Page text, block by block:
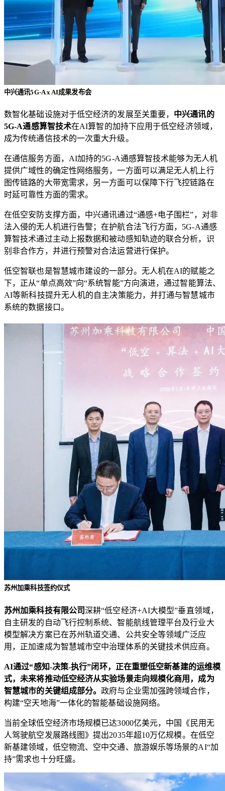
中兴通讯5G-A x AI成果发布会
数智化基础设施对于低空经济的发展至关重要， 中兴通讯的
5G-A通感算智技术在AI算智的加持下应用于低空经济领域，
成为传统通信技术的一次重大升级。
在通信服务方面，AI加持的5G-A通感算智技术能够为无人机
提供广域性的确定性网络服务，一方面可以满足无人机上行
图传链路的大带宽需求，另一方面可以保障下行飞控链路在
时延可靠性方面的需求。
在低空安防支撑方面，中兴通讯通过“通感+电子围栏”，对非
法入侵的无人机进行告警；在护航合法飞行方面，5G-A通感
算智技术通过主动上报数据和被动感知轨迹的联合分析，识
别非合作方，并进行预警对合法运营进行保护。
低空智联也是智慧城市建设的一部分。无人机在AI的赋能之
下，正从“单点高效”向“系统智能”方向演进，通过智能算法、
AI等新科技提升无人机的自主决策能力，并打通与智慧城市
系统的数据接口。
苏州加乘科技签约仪式
苏州加乘科技有限公司深耕“低空经济+AI大模型”垂直领域，
自主研发的自动飞行控制系统、智能航线管理平台及行业大
模型解决方案已在苏州轨道交通、公共安全等领域广泛应
用，正加速成为智慧城市空中治理体系的关键技术供应商。
AI通过“感知-决策-执行”闭环，正在重塑低空新基建的运维模
式，未来将推动低空经济从实验场景走向规模化商用，成为
智慧城市的关键组成部分。政府与企业需加强跨领域合作，
构建“空天地海”一体化的智能基础设施网络。
当前全球低空经济市场规模已达3000亿美元，中国《民用无
人驾驶航空发展路线图》提出2035年超10万亿规模。在低空
新基建领域，低空物流、空中交通、旅游娱乐等场景的AI“加
持”需求也十分旺盛。